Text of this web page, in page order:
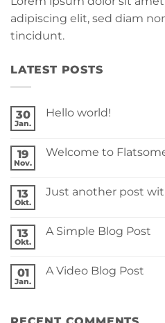
adipiscing elit, sed diam
tincidunt.
LATEST POSTS
30
Jan.
Hello world!
Hello
19
Nov.
Welcome to
Welcome
13
Okt.
Just another post
Just
A
Gallery
13
Okt.
A Simple Blog Post
A
01
Jan.
A Video Blog Post
Video